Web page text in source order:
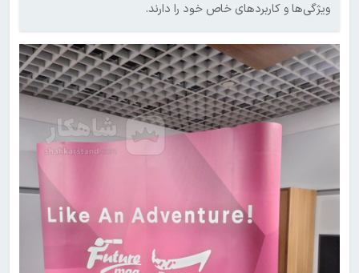
ویژگی‌ها و کاربردهای خاص خود را دارند.